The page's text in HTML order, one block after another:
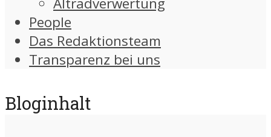
People
Das Redaktionsteam
Transparenz bei uns
Bloginhalt